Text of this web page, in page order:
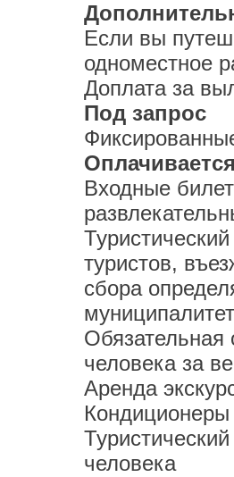
Если вы
одноместное
Доплата за
Под запрос
Входные
туристов,
сбора
Обязательная
человека за
Аренда
Кондиционеры
человека